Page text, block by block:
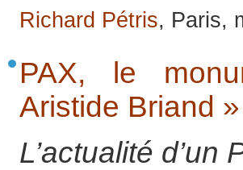
Richard Pétris, Paris,
PAX, le
Aristide Briand »
L’actualité d’un